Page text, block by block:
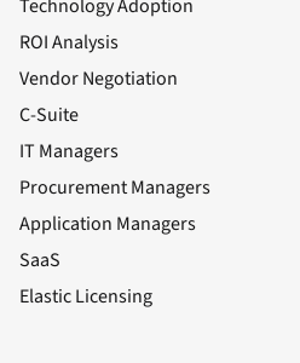
Technology Adoption
ROI Analysis
Vendor Negotiation
C-Suite
IT Managers
Procurement Managers
Application Managers
SaaS
Elastic Licensing